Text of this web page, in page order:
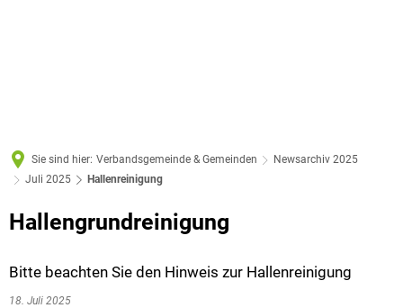
Sie sind hier: Verbandsgemeinde & Gemeinden
Newsarchiv 2025
Juli 2025
Hallenreinigung
Hallengrundreinigung
Bitte beachten Sie den Hinweis zur Hallenreinigung
18. Juli 2025